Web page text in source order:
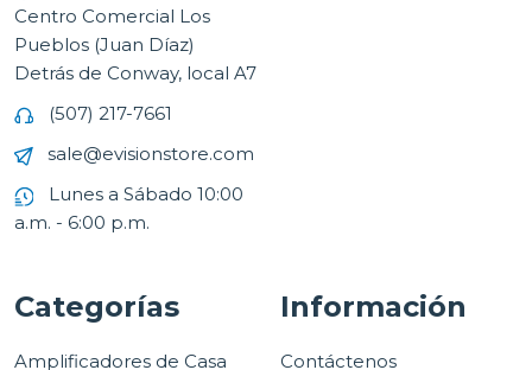
Centro Comercial Los
Pueblos (Juan Díaz)
Detrás de Conway, local A7
(507) 217-7661
sale@evisionstore.com
Lunes a Sábado 10:00
a.m. - 6:00 p.m.
Categorías
Amplificadores de Casa
Información
Contáctenos